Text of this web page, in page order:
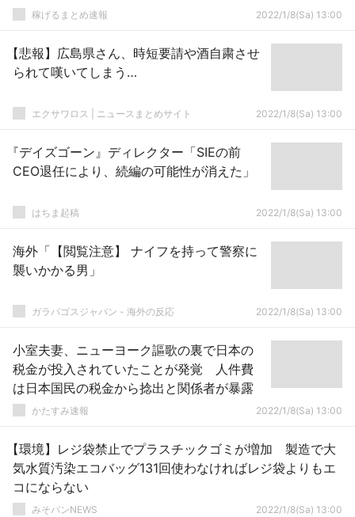
稼げるまとめ速報 2022/1/8(Sa) 13:00
【悲報】広島県さん、時短要請や酒自粛させ
られて嘆いてしまう…
エクサワロス | ニュースまとめサイト 2022/1/8(Sa) 13:00
『デイズゴーン』ディレクター「SIEの前
CEO退任により、続編の可能性が消えた」
はちま起稿 2022/1/8(Sa) 13:00
海外「【閲覧注意】 ナイフを持って警察に
襲いかかる男」
ガラパゴスジャパン - 海外の反応 2022/1/8(Sa) 13:00
小室夫妻、ニューヨーク謳歌の裏で日本の
税金が投入されていたことが発覚 人件費
は日本国民の税金から捻出と関係者が暴露
かたすみ速報 2022/1/8(Sa) 13:00
【環境】レジ袋禁止でプラスチックゴミが増加 製造で大
気水質汚染エコバッグ131回使わなければレジ袋よりもエ
コにならない
みそパンNEWS 2022/1/8(Sa) 13:00